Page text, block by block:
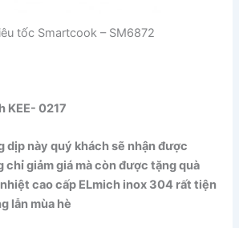
tốc Smartcook – SM6872
KEE- 0217
dịp này quý khách sẽ nhận được
chỉ giảm giá mà còn được tặng quà
cao cấp ELmich inox 304 rất tiện
lẫn mùa hè